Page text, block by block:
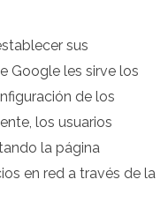
sus
Google les sirve los
de los
los usuarios
la página
en red a través de la